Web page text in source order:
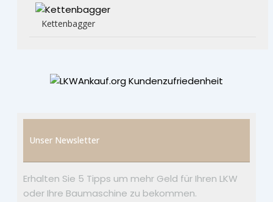
Kettenbagger
Unser Newsletter
Erhalten Sie 5 Tipps um mehr Geld für Ihren LKW
oder Ihre Baumaschine zu bekommen.